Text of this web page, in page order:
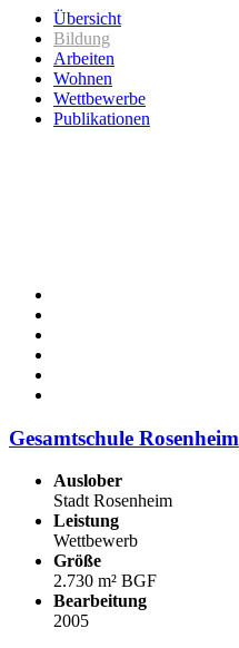
Übersicht
Bildung
Arbeiten
Wohnen
Wettbewerbe
Publikationen
Gesamtschule Rosenheim
Auslober
Stadt Rosenheim
Leistung
Wettbewerb
Größe
2.730 m² BGF
Bearbeitung
2005